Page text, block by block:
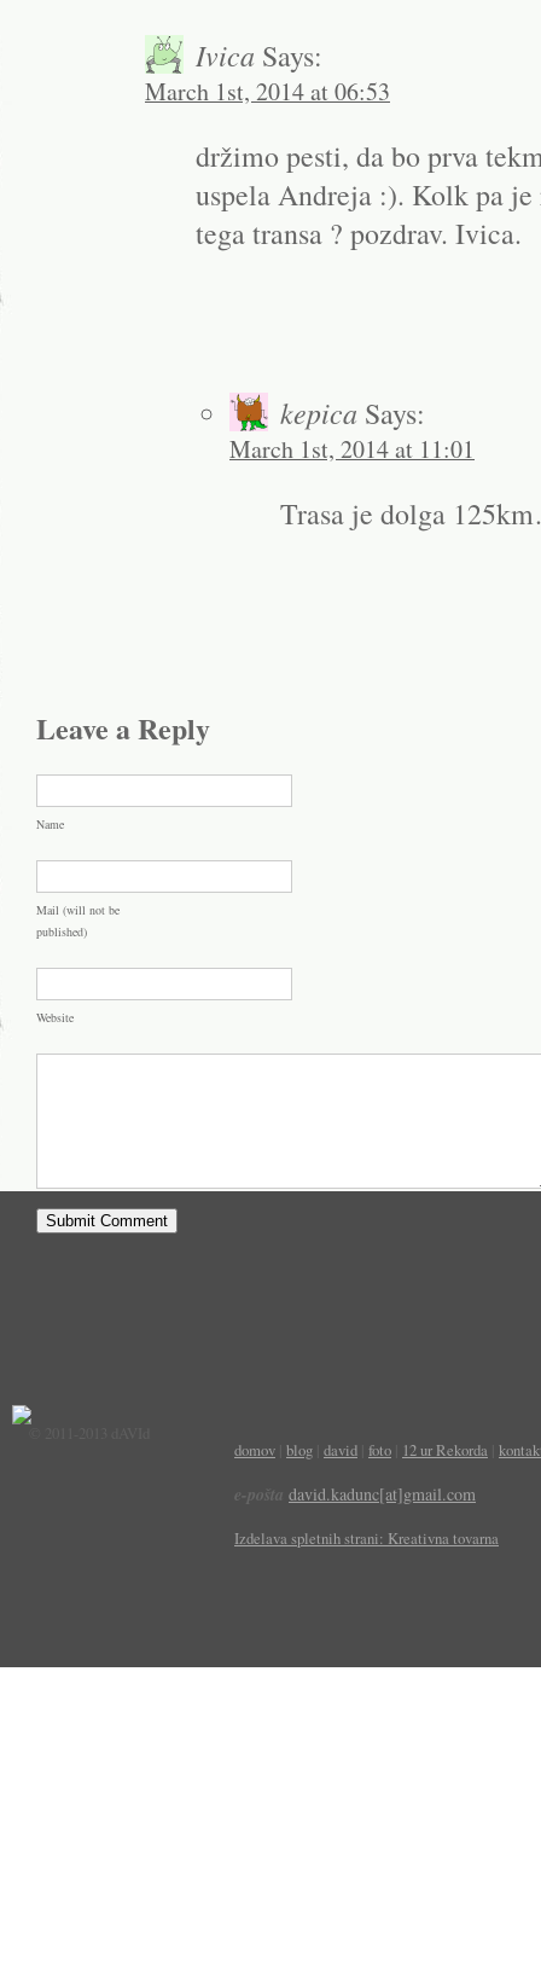
Ivica Says:
March 1st, 2014 at 06:53
držimo pesti, da bo prva
uspela Andreja :). Kolk pa
tega transa ? pozdrav. Ivica.
kepica Says:
March 1st, 2014 at 11:01
Trasa je dolga
Leave a Reply
Name
Mail (will not be
published)
Website
domov blog david foto 12 ur Rekorda
e-pošta david.kadunc[at]gmail.com
Izdelava spletnih strani: Kreativna tovarna